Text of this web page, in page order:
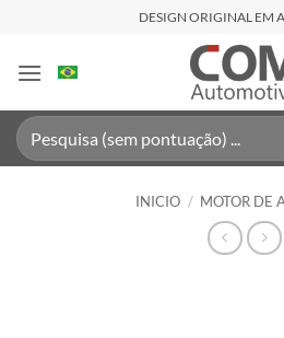
contenido
DESIGN ORIGINAL EM
Buscar
por:
INICIO / MOTOR DE